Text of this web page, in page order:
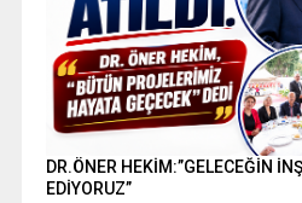
DR.ÖNER HEKİM:”GELECEĞİN
EDİYORUZ”